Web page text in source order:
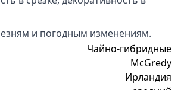
и погодным изменениям.
Чайно-гибридные
McGredy
Ирландия